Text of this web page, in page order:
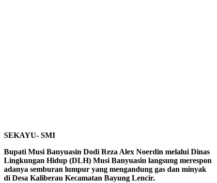
SEKAYU- SMI
Bupati Musi Banyuasin Dodi Reza Alex Noerdin melalui Dinas
Lingkungan Hidup (DLH) Musi Banyuasin langsung merespon
adanya semburan lumpur yang mengandung gas dan minyak
di Desa Kaliberau Kecamatan Bayung Lencir.